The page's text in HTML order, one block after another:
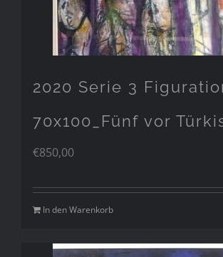
2020 Serie 3
70x100_Fünf vor
€850,00
In den Warenkorb